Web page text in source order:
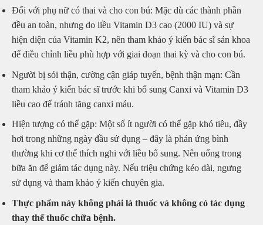
Đối với phụ nữ có thai và cho con bú: Mặc dù các thành phần
đều an toàn, nhưng do liều Vitamin D3 cao (2000 IU) và sự
hiện diện của Vitamin K2, nên tham khảo ý kiến bác sĩ sản khoa
để điều chỉnh liều phù hợp với giai đoạn thai kỳ và cho con bú.
Người bị sỏi thận, cường cận giáp tuyến, bệnh thận mạn: Cần
tham khảo ý kiến bác sĩ trước khi bổ sung Canxi và Vitamin D3
liều cao để tránh tăng canxi máu.
Hiện tượng có thể gặp: Một số ít người có thể gặp khó tiêu, đầy
hơi trong những ngày đầu sử dụng – đây là phản ứng bình
thường khi cơ thể thích nghi với liều bổ sung. Nên uống trong
bữa ăn để giảm tác dụng này. Nếu triệu chứng kéo dài, ngưng
sử dụng và tham khảo ý kiến chuyên gia.
Thực phẩm này không phải là thuốc và không có tác dụng
thay thế thuốc chữa bệnh.